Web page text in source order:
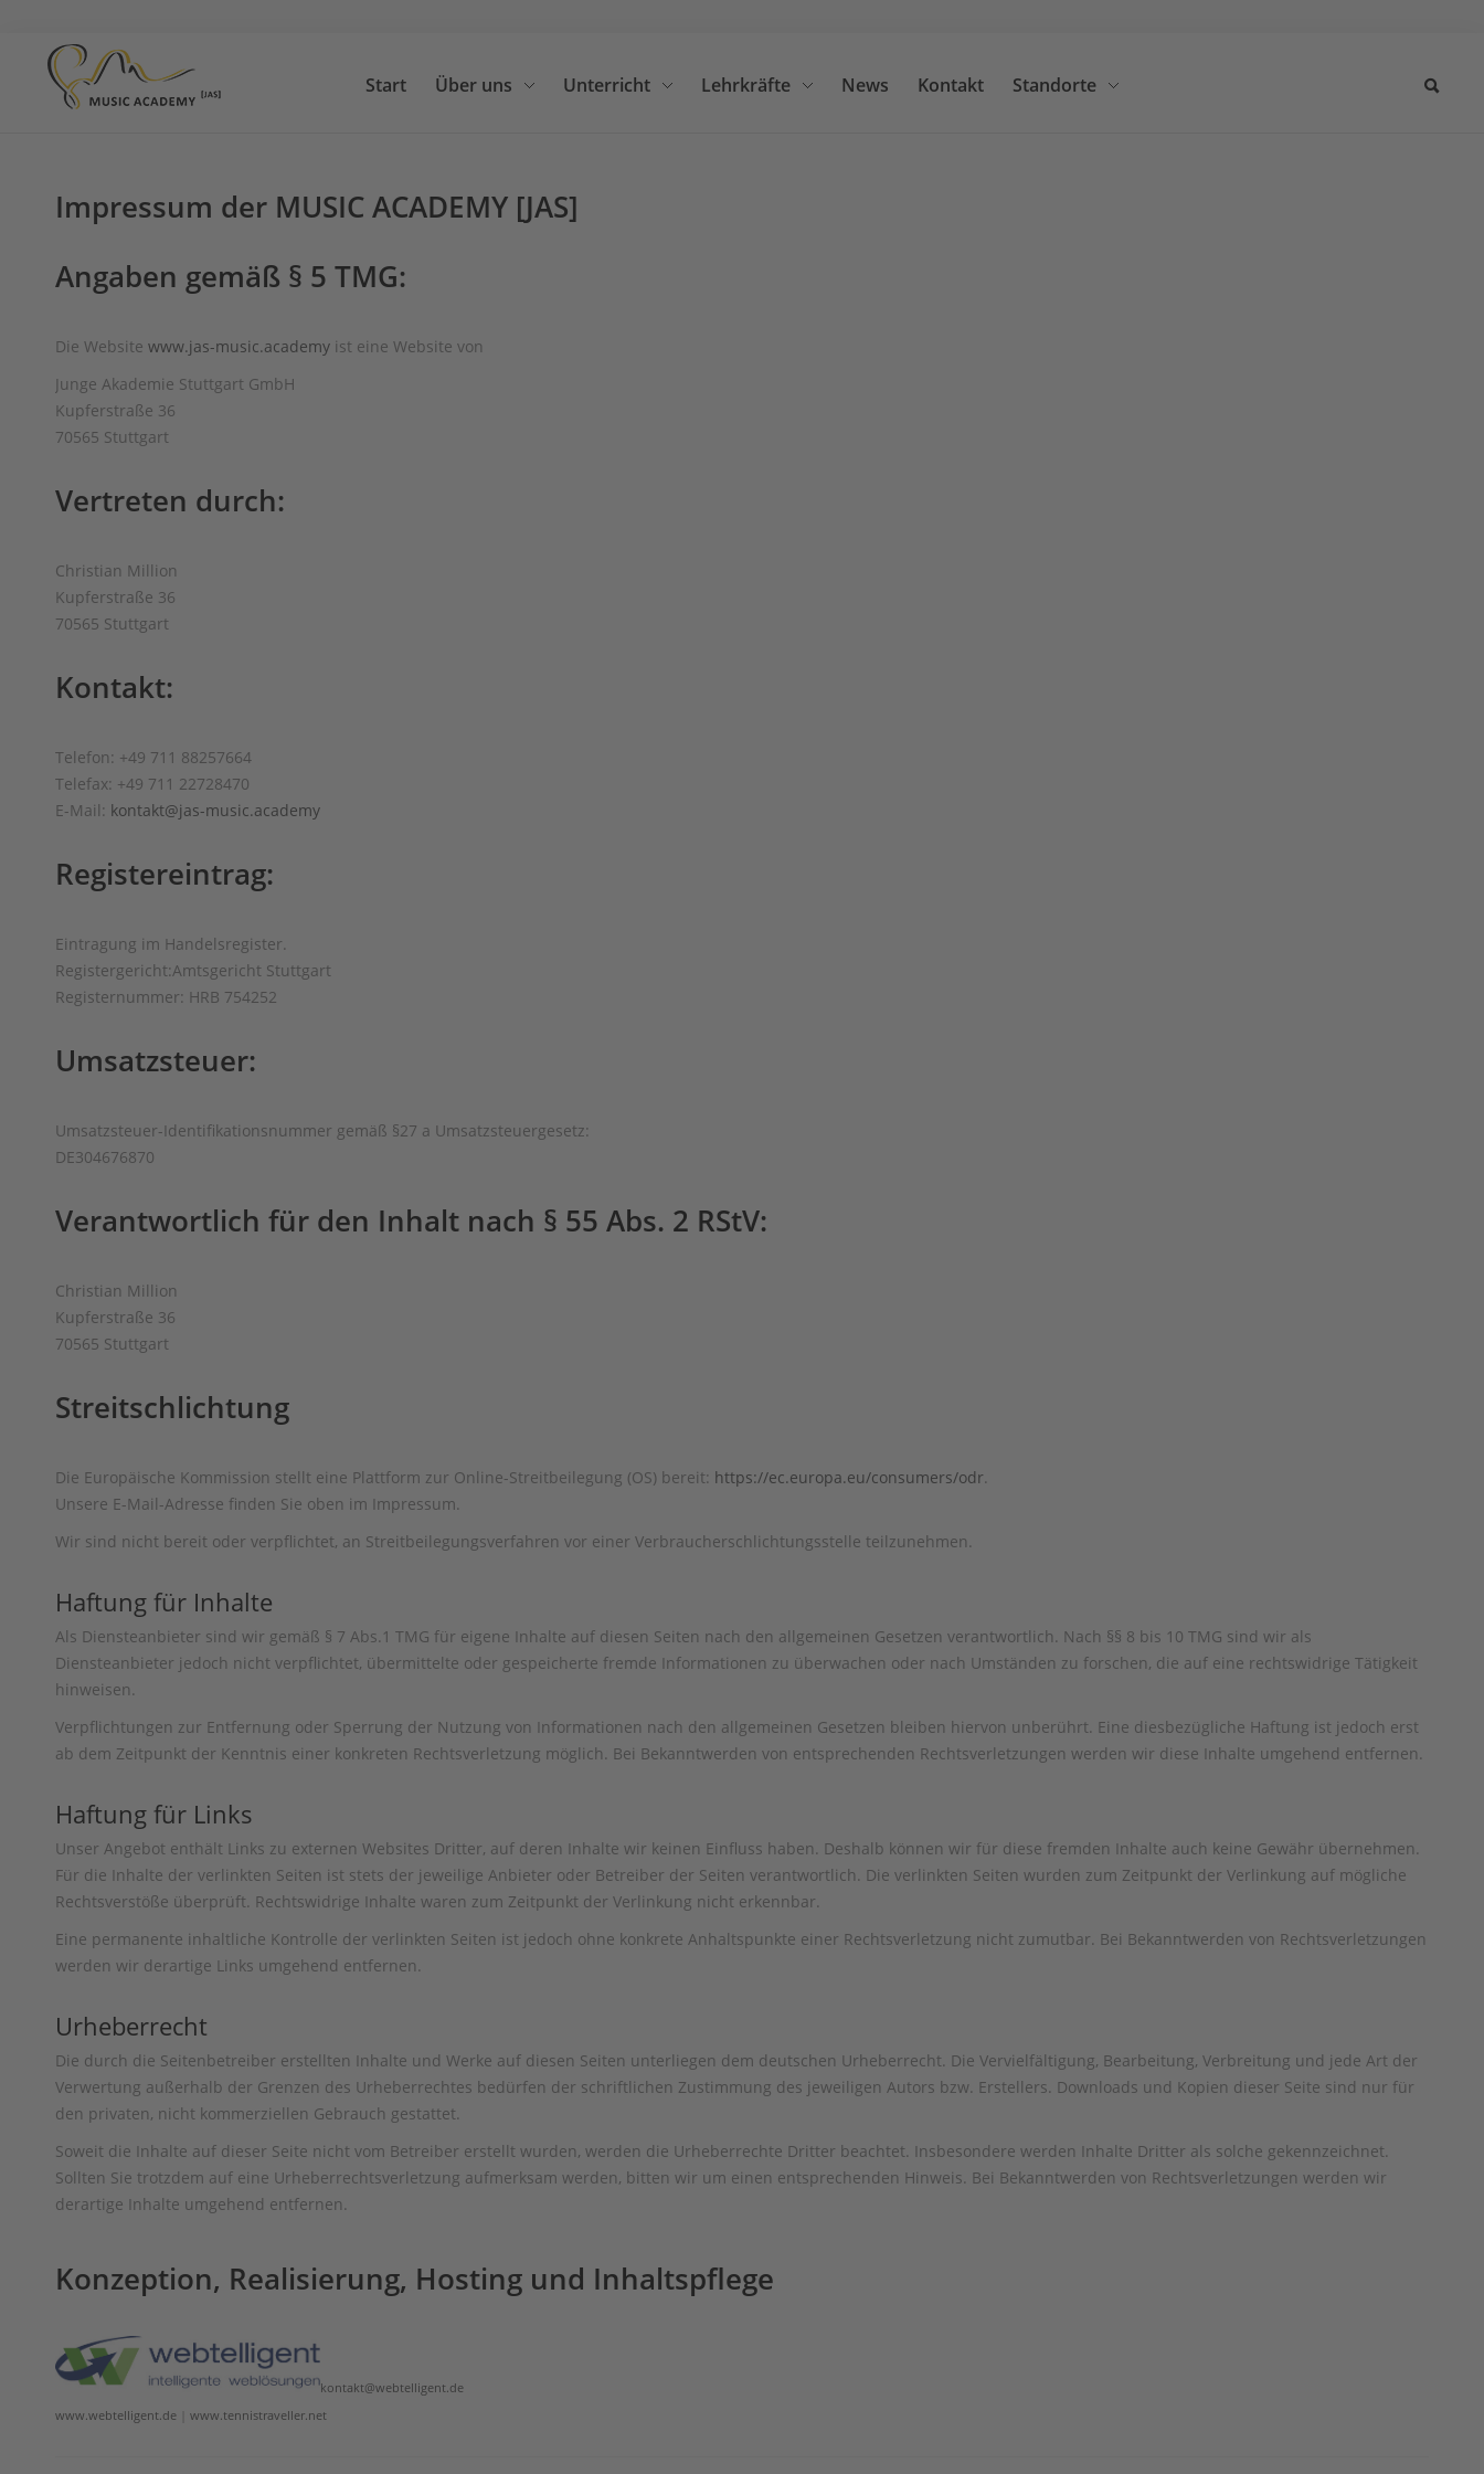
Über uns
Lehrkräfte
Kontakt
Standorte
Start Über uns Unterricht Lehrkräfte News Kontakt Standorte
Impressum der MUSIC ACADEMY [JAS]
Angaben gemäß § 5 TMG:
Die Website www.jas-music.academy ist eine Website von
Junge Akademie Stuttgart GmbH
Kupferstraße 36
70565 Stuttgart
Vertreten durch:
Christian Million
Kupferstraße 36
70565 Stuttgart
Kontakt:
Telefon: +49 711 88257664
Telefax: +49 711 22728470
E-Mail: kontakt@jas-music.academy
Registereintrag:
Eintragung im Handelsregister.
Registergericht:Amtsgericht Stuttgart
Registernummer: HRB 754252
Umsatzsteuer:
Umsatzsteuer-Identifikationsnummer gemäß §27 a Umsatzsteuergesetz:
DE304676870
Verantwortlich für den Inhalt nach § 55 Abs. 2 RStV:
Christian Million
Kupferstraße 36
70565 Stuttgart
Streitschlichtung
Die Europäische Kommission stellt eine Plattform zur Online-Streitbeilegung (OS) bereit: https://ec.europa.eu/consumers/odr.
Unsere E-Mail-Adresse finden Sie oben im Impressum.
Wir sind nicht bereit oder verpflichtet, an Streitbeilegungsverfahren vor einer Verbraucherschlichtungsstelle teilzunehmen.
Haftung für Inhalte
Als Diensteanbieter sind wir gemäß § 7 Abs.1 TMG für eigene Inhalte auf diesen Seiten nach den allgemeinen Gesetzen verantwortlich. Nach §§ 8 bis 10 TMG sind wir als
Diensteanbieter jedoch nicht verpflichtet, übermittelte oder gespeicherte fremde Informationen zu überwachen oder nach Umständen zu forschen, die auf eine rechtswidrige Tätigkeit
hinweisen.
Verpflichtungen zur Entfernung oder Sperrung der Nutzung von Informationen nach den allgemeinen Gesetzen bleiben hiervon unberührt. Eine diesbezügliche Haftung ist jedoch erst
ab dem Zeitpunkt der Kenntnis einer konkreten Rechtsverletzung möglich. Bei Bekanntwerden von entsprechenden Rechtsverletzungen werden wir diese Inhalte umgehend entfernen.
Haftung für Links
Unser Angebot enthält Links zu externen Websites Dritter, auf deren Inhalte wir keinen Einfluss haben. Deshalb können wir für diese fremden Inhalte auch keine Gewähr übernehmen.
Für die Inhalte der verlinkten Seiten ist stets der jeweilige Anbieter oder Betreiber der Seiten verantwortlich. Die verlinkten Seiten wurden zum Zeitpunkt der Verlinkung auf mögliche
Rechtsverstöße überprüft. Rechtswidrige Inhalte waren zum Zeitpunkt der Verlinkung nicht erkennbar.
Eine permanente inhaltliche Kontrolle der verlinkten Seiten ist jedoch ohne konkrete Anhaltspunkte einer Rechtsverletzung nicht zumutbar. Bei Bekanntwerden von Rechtsverletzungen
werden wir derartige Links umgehend entfernen.
Urheberrecht
Die durch die Seitenbetreiber erstellten Inhalte und Werke auf diesen Seiten unterliegen dem deutschen Urheberrecht. Die Vervielfältigung, Bearbeitung, Verbreitung und jede Art der
Verwertung außerhalb der Grenzen des Urheberrechtes bedürfen der schriftlichen Zustimmung des jeweiligen Autors bzw. Erstellers. Downloads und Kopien dieser Seite sind nur für
den privaten, nicht kommerziellen Gebrauch gestattet.
Soweit die Inhalte auf dieser Seite nicht vom Betreiber erstellt wurden, werden die Urheberrechte Dritter beachtet. Insbesondere werden Inhalte Dritter als solche gekennzeichnet.
Sollten Sie trotzdem auf eine Urheberrechtsverletzung aufmerksam werden, bitten wir um einen entsprechenden Hinweis. Bei Bekanntwerden von Rechtsverletzungen werden wir
derartige Inhalte umgehend entfernen.
Konzeption, Realisierung, Hosting und Inhaltspflege
kontakt@webtelligent.de
www.webtelligent.de
www.tennistraveller.net